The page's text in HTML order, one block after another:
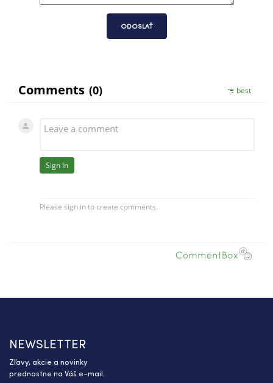
ODOSLAŤ
NEWSLETTER
Zľavy, akcie a novinky
prednostne na Váš e-mail.